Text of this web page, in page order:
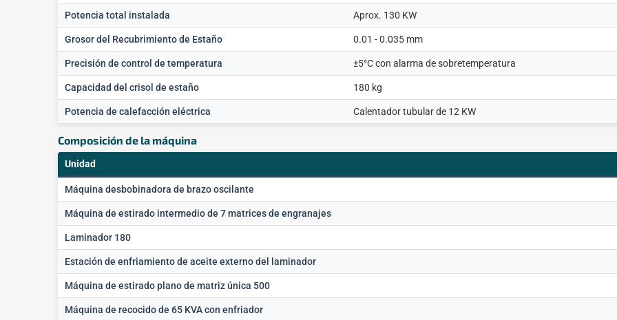
Potencia total instalada Aprox. 130 KW
Grosor del Recubrimiento de Estaño 0.01 - 0.035 mm
Precisión de control de temperatura ±5°C con alarma de sobretemperatura
Capacidad del crisol de estaño 180 kg
Potencia de calefacción eléctrica Calentador tubular de 12 KW
Composición de la máquina
Unidad
Máquina desbobinadora de brazo oscilante
Máquina de estirado intermedio de 7 matrices de engranajes
Laminador 180
Estación de enfriamiento de aceite externo del laminador
Máquina de estirado plano de matriz única 500
Máquina de recocido de 65 KVA con enfriador